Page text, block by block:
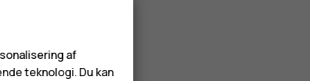
af
teknologi. Du kan